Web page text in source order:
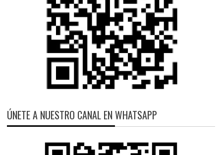
ÚNETE A NUESTRO CANAL EN WHATSAPP